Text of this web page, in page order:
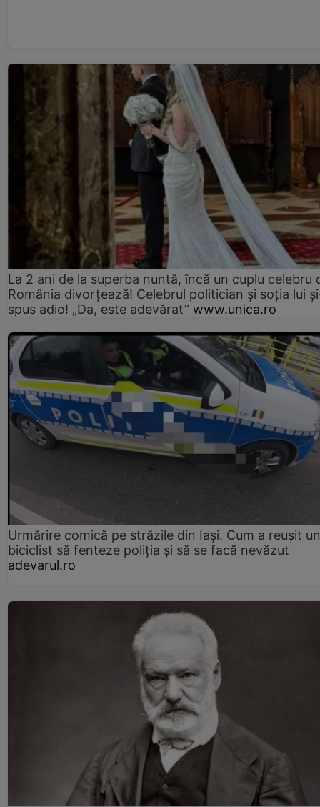
La 2 ani de la superba nuntă, încă un cuplu celebru
România divorțează! Celebrul politician și soția lui
spus adio! „Da, este adevărat” www.unica.ro
Urmărire comică pe străzile din Iași. Cum a reușit un
biciclist să fenteze poliția și să se facă nevăzut
adevarul.ro